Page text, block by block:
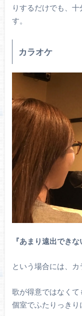
りするだけでも、
す。
カラオケ
『あまり遠出できな
という場合には、カ
歌が得意ではなくて
個室でふたりっきり